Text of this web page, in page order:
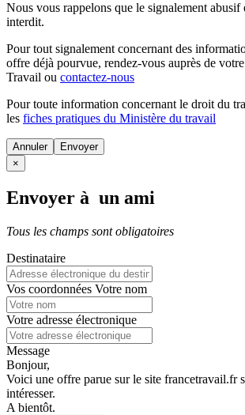
Nous vous rappelons que le signalement abusif
interdit.
Pour tout signalement concernant des
offre déjà pourvue, rendez-vous auprès de
Travail ou contactez-nous
Pour toute information concernant le droit du
les fiches pratiques du Ministère du travail
Annuler
×
Envoyer à un ami
Tous les champs sont obligatoires
Destinataire
Vos coordonnées Votre nom
Votre adresse électronique
Message
Bonjour,
Voici une offre parue sur le site francetravail.fr
intéresser.
A bientôt.